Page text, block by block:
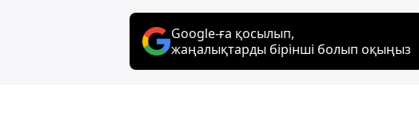
Google-ға қосылып,
жаңалықтарды бірінші болып оқыңыз